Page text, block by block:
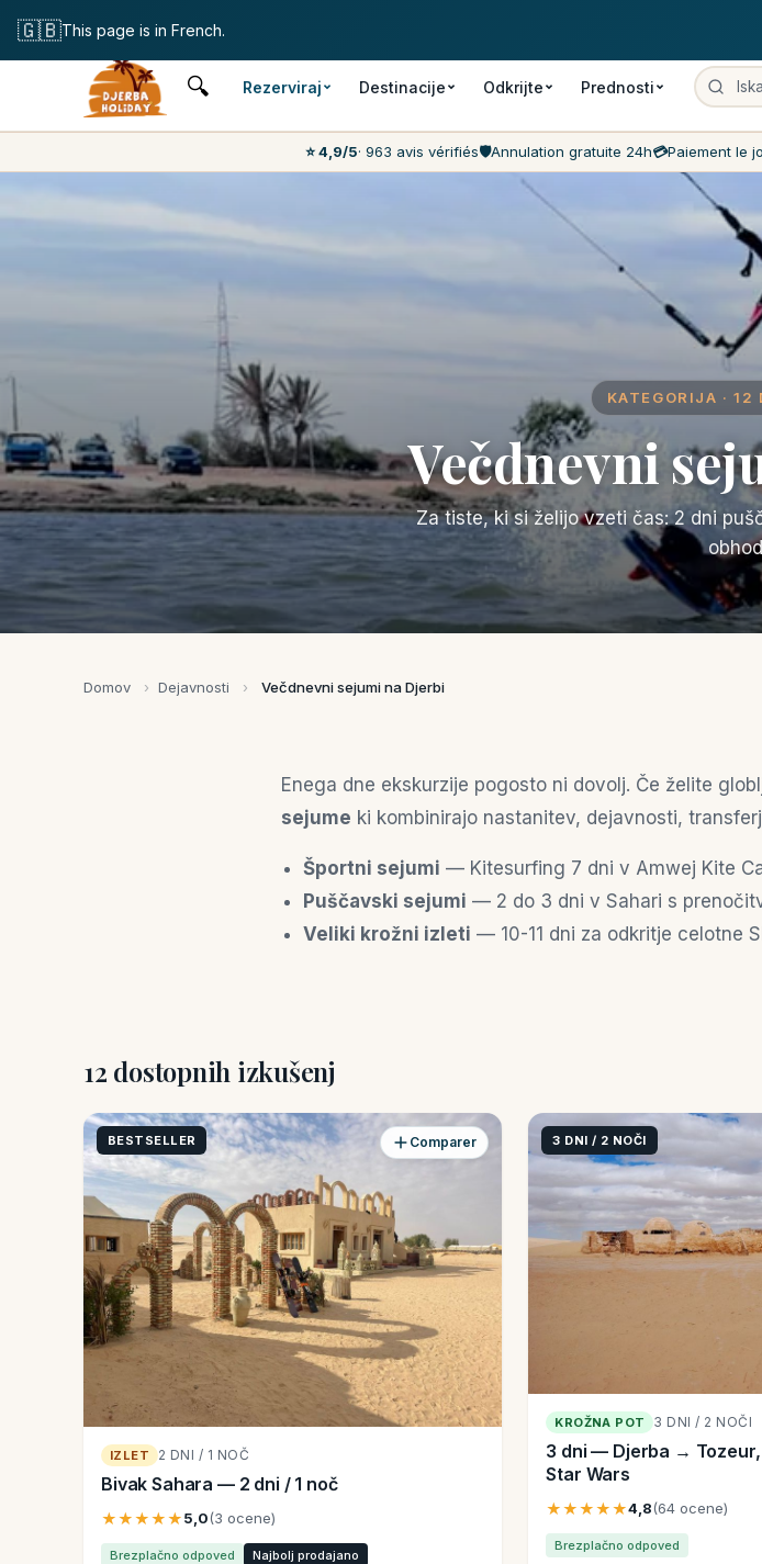
🔍 Rezerviraj Destinacije Odkrijte Prednosti
⭐ 4,9/5· 963 avis vérifiés🛡️Annulation gratuite 24h💳Paiement le
KATEGORIJA · 12
Večdnevni
Za tiste, ki si želijo vzeti čas: 2 dni
Domov › Dejavnosti › Večdnevni sejumi na Djerbi
Enega dne ekskurzije pogosto ni dovolj. Če želite
sejume ki kombinirajo nastanitev, dejavnosti,
Športni sejumi — Kitesurfing 7 dni v Amwej Kite
Puščavski sejumi — 2 do 3 dni v Sahari s
Veliki krožni izleti — 10-11 dni za odkritje celotne
12 dostopnih izkušenj
BESTSELLER
IZLET 2 DNI / 1 NOČ
Bivak Sahara — 2 dni / 1 noč
★★★★★5,0(3 ocene)
Brezplačno odpoved Najbolj prodajano
Comparer 3 DNI / 2 NOČI
KROŽNA POT 3 DNI / 2 NOČI
3 dni — Djerba → Tozeur,
Star Wars
★★★★★4,8(64 ocene)
Brezplačno odpoved
🇬🇧This page is in French.